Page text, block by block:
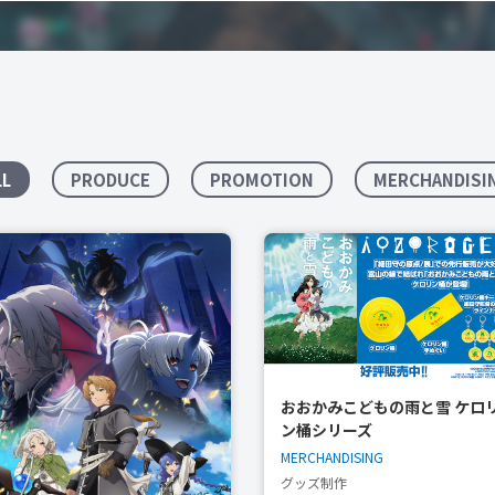
PRODUCE PROMOTION
おおかみこどもの雨と雪 ケロ
ン桶シリーズ
MERCHANDISING
グッズ制作